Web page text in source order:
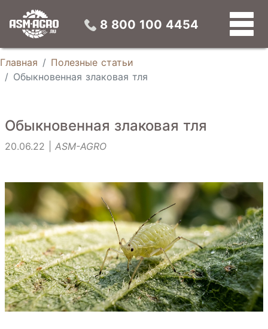
8 800 100 4454
Главная
Полезные статьи
Обыкновенная злаковая тля
Обыкновенная злаковая тля
20.06.22 | ASM-AGRO